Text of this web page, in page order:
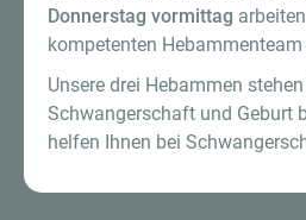
Donnerstag vormittag
kompetenten
Unsere drei Hebammen
Schwangerschaft und Geburt
helfen Ihnen bei